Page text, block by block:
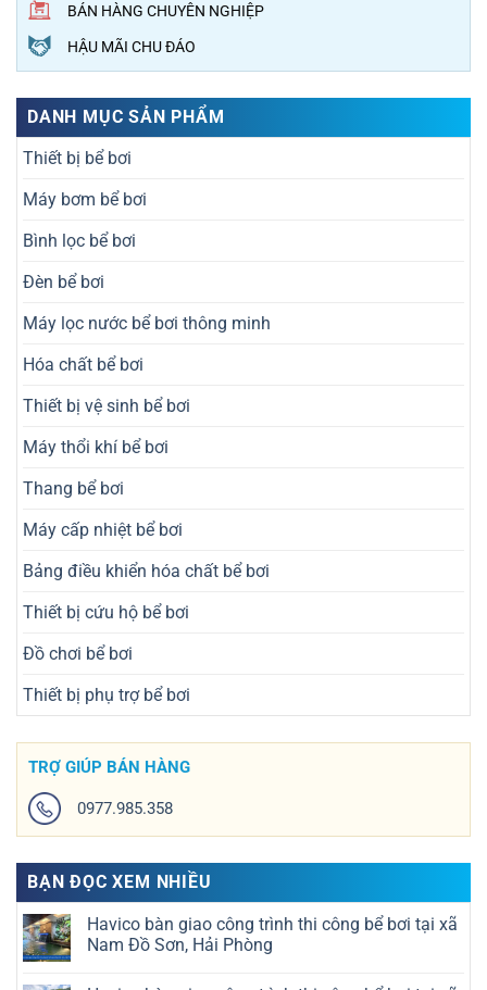
BÁN HÀNG CHUYÊN NGHIỆP
HẬU MÃI CHU ĐÁO
DANH MỤC SẢN PHẨM
Thiết bị bể bơi
Máy bơm bể bơi
Bình lọc bể bơi
Đèn bể bơi
Máy lọc nước bể bơi thông minh
Hóa chất bể bơi
Thiết bị vệ sinh bể bơi
Máy thổi khí bể bơi
Thang bể bơi
Máy cấp nhiệt bể bơi
Bảng điều khiển hóa chất bể bơi
Thiết bị cứu hộ bể bơi
Đồ chơi bể bơi
Thiết bị phụ trợ bể bơi
TRỢ GIÚP BÁN HÀNG
0977.985.358
BẠN ĐỌC XEM NHIỀU
Havico bàn giao công trình thi công bể bơi tại xã
Nam Đồ Sơn, Hải Phòng